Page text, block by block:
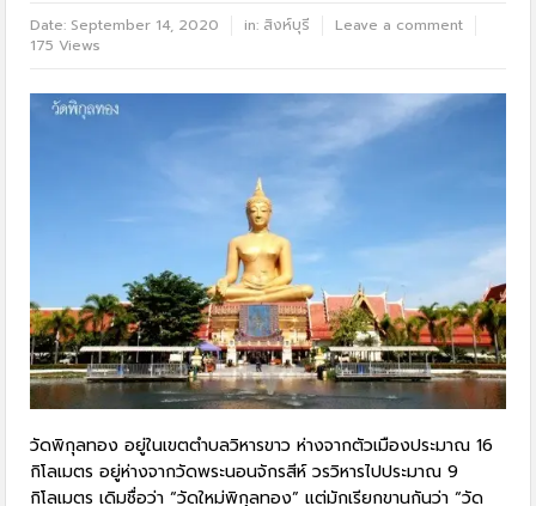
Date: September 14, 2020 in: สิงห์บุรี
Leave a comment
175 Views
วัดพิกุลทอง อยู่ในเขตตำบลวิหารขาว ห่างจากตัวเมืองประมาณ 16
กิโลเมตร อยู่ห่างจากวัดพระนอนจักรสีห์ วรวิหารไปประมาณ 9
กิโลเมตร เดิมชื่อว่า “วัดใหม่พิกุลทอง” แต่มักเรียกขานกันว่า “วัด